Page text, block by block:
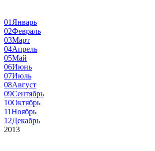
01 Январь
02Февраль
03Март
04Апрель
05Май
06Июнь
07Июль
08Август
09Сентябрь
10Октябрь
11Ноябрь
12Декабрь
2013